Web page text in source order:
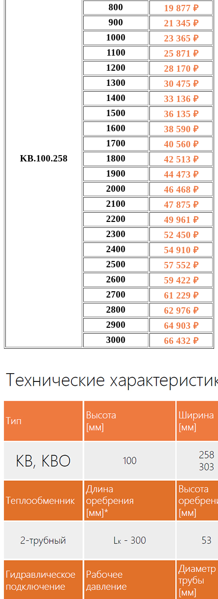
KB.100.258
800
19 877 ₽
900
21 345 ₽
1000
23 365 ₽
1100
25 871 ₽
1200
28 170 ₽
1300
30 475 ₽
1400
33 136 ₽
1500
36 135 ₽
1600
38 590 ₽
1700
40 560 ₽
1800
42 513 ₽
1900
44 473 ₽
2000
46 468 ₽
2100
47 875 ₽
2200
49 961 ₽
2300
52 450 ₽
2400
54 910 ₽
2500
57 552 ₽
2600
59 422 ₽
2700
61 229 ₽
2800
62 976 ₽
2900
64 903 ₽
3000
66 432 ₽